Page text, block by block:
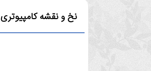
نخ و نقشه کامپیوتری